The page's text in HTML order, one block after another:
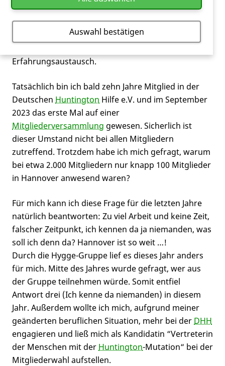
detaillierter Informationen erhofften. Oder sie
haben beruflich zu dieser Erkrankung
Berührungspunkte und hofften ebenso auf
Erfahrungsaustausch.
Tatsächlich bin ich bald zehn Jahre Mitglied in der
Deutschen Huntington Hilfe e.V. und im September
2023 das erste Mal auf einer
Mitgliederversammlung gewesen. Sicherlich ist
dieser Umstand nicht bei allen Mitgliedern
zutreffend. Trotzdem habe ich mich gefragt, warum
bei etwa 2.000 Mitgliedern nur knapp 100 Mitglieder
in Hannover anwesend waren?
Für mich kann ich diese Frage für die letzten Jahre
natürlich beantworten: Zu viel Arbeit und keine Zeit,
falscher Zeitpunkt, ich kennen da ja niemanden, was
soll ich denn da? Hannover ist so weit …!
Durch die Hygge-Gruppe lief es dieses Jahr anders
für mich. Mitte des Jahres wurde gefragt, wer aus
der Gruppe teilnehmen würde. Somit entfiel
Antwort drei (Ich kenne da niemanden) in diesem
Jahr. Außerdem wollte ich mich, aufgrund meiner
geänderten beruflichen Situation, mehr bei der DHH
engagieren und ließ mich als Kandidatin “Vertreterin
der Menschen mit der Huntington-Mutation“ bei der
Mitgliederwahl aufstellen.
Auswahl bestätigen